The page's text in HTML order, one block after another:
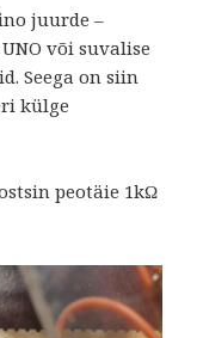
juurde –
või suvalise
Seega on siin
külge
peotäie 1kΩ